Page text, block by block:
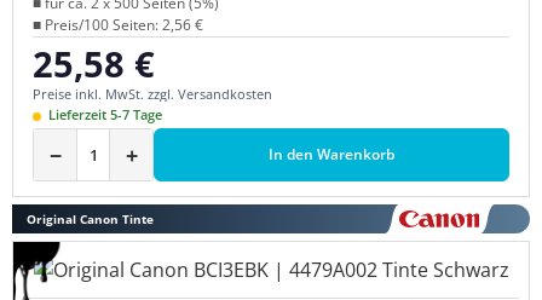
■ Preis/100 Seiten: 2,56 €
Regulärer Preis:
25,58 €
Preise inkl. MwSt. zzgl. Versandkosten
Lieferzeit 5-7 Tage
− + In den Warenkorb
Original Canon Tinte